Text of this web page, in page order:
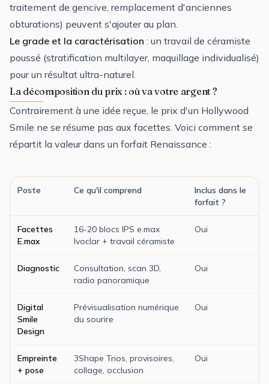
traitement de gencive, remplacement d'anciennes
obturations) peuvent s'ajouter au plan.
Le grade et la caractérisation : un travail de céramiste
poussé (stratification multilayer, maquillage individualisé)
pour un résultat ultra-naturel.
La décomposition du prix : où va votre argent ?
Contrairement à une idée reçue, le prix d'un Hollywood
Smile ne se résume pas aux facettes. Voici comment se
répartit la valeur dans un forfait Renaissance :
Poste Ce qu'il comprend
Inclus dans le
forfait ?
Facettes
E.max
16-20 blocs IPS e.max
Ivoclar + travail céramiste
Oui
Diagnostic
Consultation, scan 3D,
radio panoramique
Oui
Digital
Smile
Design
Prévisualisation numérique
du sourire
Oui
Empreinte
+ pose
3Shape Trios, provisoires,
collage, occlusion
Oui